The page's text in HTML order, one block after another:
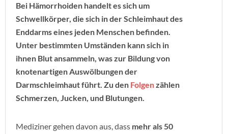
Bei Hämorrhoiden handelt es sich um
Schwellkörper, die sich in der Schleimhaut des
Enddarms eines jeden Menschen befinden.
Unter bestimmten Umständen kann sich in
ihnen Blut ansammeln, was zur Bildung von
knotenartigen Auswölbungen der
Darmschleimhaut führt. Zu den Folgenzählen
Schmerzen, Jucken, und Blutungen.
Mediziner gehen davon aus, dass mehr als 50